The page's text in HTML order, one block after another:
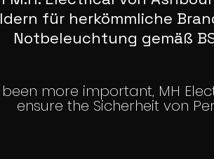
für herkömmliche
Notbeleuchtung gemäß
more important, MH
ensure the Sicherheit von